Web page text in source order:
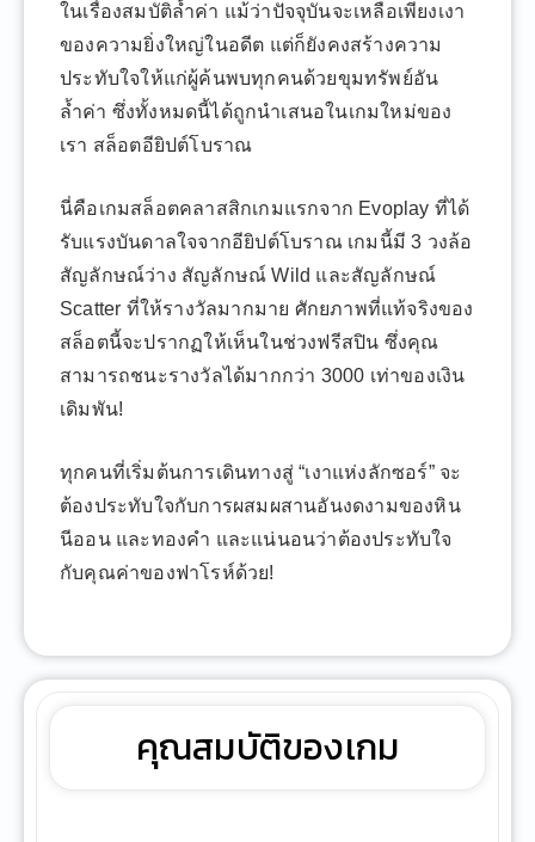
ในเรื่องสมบัติล้ำค่า แม้ว่าปัจจุบันจะเหลือเพียงเงา
ของความยิ่งใหญ่ในอดีต แต่ก็ยังคงสร้างความ
ประทับใจให้แก่ผู้ค้นพบทุกคนด้วยขุมทรัพย์อัน
ล้ำค่า ซึ่งทั้งหมดนี้ได้ถูกนำเสนอในเกมใหม่ของ
เรา สล็อตอียิปต์โบราณ
นี่คือเกมสล็อตคลาสสิกเกมแรกจาก Evoplay ที่ได้
รับแรงบันดาลใจจากอียิปต์โบราณ เกมนี้มี 3 วงล้อ
สัญลักษณ์ว่าง สัญลักษณ์ Wild และสัญลักษณ์
Scatter ที่ให้รางวัลมากมาย ศักยภาพที่แท้จริงของ
สล็อตนี้จะปรากฏให้เห็นในช่วงฟรีสปิน ซึ่งคุณ
สามารถชนะรางวัลได้มากกว่า 3000 เท่าของเงิน
เดิมพัน!
ทุกคนที่เริ่มต้นการเดินทางสู่ “เงาแห่งลักซอร์” จะ
ต้องประทับใจกับการผสมผสานอันงดงามของหิน
นีออน และทองคำ และแน่นอนว่าต้องประทับใจ
กับคุณค่าของฟาโรห์ด้วย!
คุณสมบัติของเกม